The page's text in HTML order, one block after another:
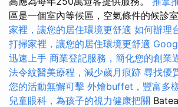
區是一個室內等候區，空氣條件的候診
家裡，讓您的居住環境更舒適 如何辦理
打掃家裡，讓您的居住環境更舒適
迅速上手 商業登記服務，簡化您的創業
法令紋醫美療程，減少歲月痕跡 尋找優
您的活動無懈可擊 外燴buffet，豐富多
兒童眼科，為孩子的視力健康把關